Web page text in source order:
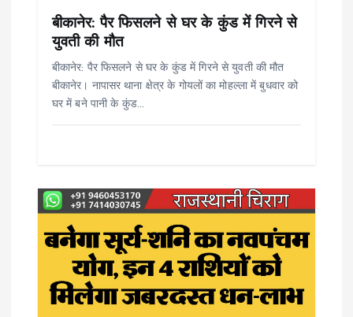
बीकानेर: पैर फिसलने से घर के कुंड में गिरने से
युवती की मौत
बीकानेर: पैर फिसलने से घर के कुंड में गिरने से युवती की मौत
बीकानेर। नापासर थाना क्षेत्र के गोयलों का मोहल्ला में बुधवार को
घर में बने पानी के कुंड…